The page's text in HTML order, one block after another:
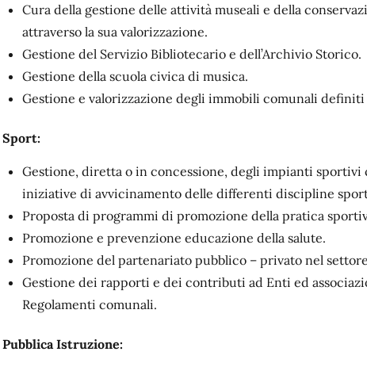
Cura della gestione delle attività museali e della
attraverso la sua valorizzazione.
Gestione del Servizio Bibliotecario e dell’Archivio Storico.
Gestione della scuola civica di musica.
Gestione e valorizzazione degli immobili comunali
Sport:
Gestione, diretta o in concessione, degli impianti sportivi
iniziative di avvicinamento delle differenti discipline
Proposta di programmi di promozione della pratica
Promozione e prevenzione educazione della salute.
Promozione del partenariato pubblico – privato nel
Gestione dei rapporti e dei contributi ad Enti ed
Regolamenti comunali.
Pubblica Istruzione: